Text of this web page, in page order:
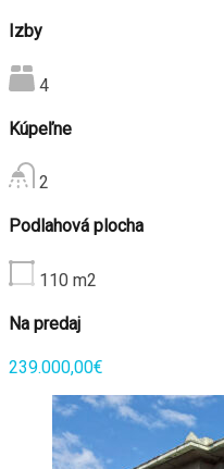
Izby
4
Kúpeľne
2
Podlahová plocha
110 m2
Na predaj
239.000,00€